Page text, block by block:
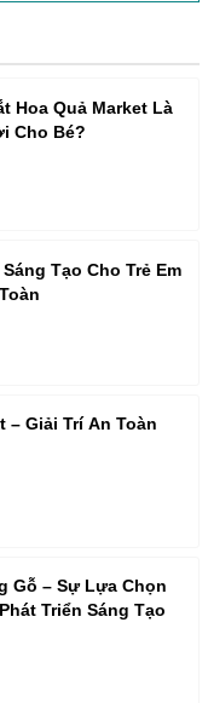
Hoa Quả Market Là
Cho Bé?
Tạo Cho Trẻ Em
– Giải Trí An Toàn
Gỗ – Sự Lựa Chọn
Triển Sáng Tạo